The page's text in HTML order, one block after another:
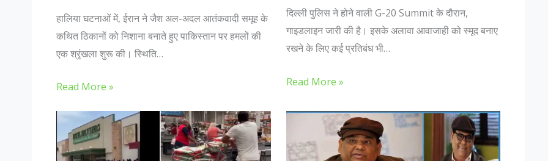
हालिया घटनाओं में, ईरान ने जैश अल-अदल आतंकवादी समूह के
कथित ठिकानों को निशाना बनाते हुए पाकिस्तान पर हमलों की
एक श्रृंखला शुरू की। स्थिति…
Read More »
दिल्ली पुलिस ने होने वाली G-20 Summit के दौरान,
गाइडलाइन जारी की है। इसके अलावा आवाजाही को स्मूद बनाए
रखने के लिए कई प्रतिबंध भी…
Read More »